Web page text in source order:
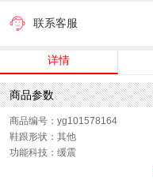
联系客服
详情
商品参数
商品编号：yg101578164
鞋跟形状：其他
功能科技：缓震